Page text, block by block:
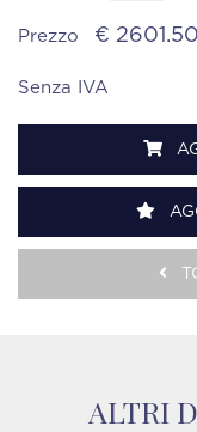
Prezzo € 2601.50
Senza IVA
ALTRI